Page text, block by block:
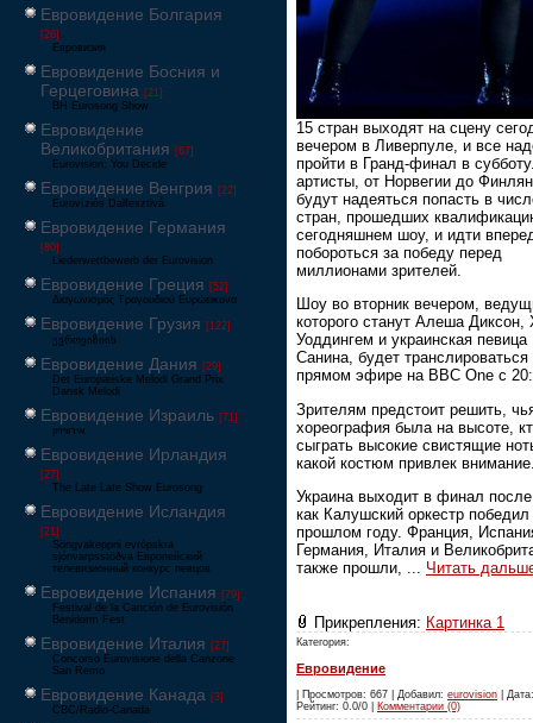
Евровидение Болгария
[26]
Евровизия
Евровидение Босния и
Герцеговина [21]
BH Eurosong Show
Евровидение
Великобритания [67]
Eurovision: You Decide
Евровидение Венгрия [22]
Eurovíziós Dalfesztivá
Евровидение Германия
[80]
Liederwettbewerb der Eurovision
Евровидение Греция [52]
Διαγωνισμός Τραγουδιού Ευρώεικονα
Евровидение Грузия [122]
ევროვიზიის
Евровидение Дания [29]
Det Europæiske Melodi Grand Prix
Dansk Melodi
Евровидение Израиль [71]
‏אירוויזיון
Евровидение Ирландия
[27]
The Late Late Show Eurosong
Евровидение Исландия
[21]
Söngvakeppni evrópskra
sjónvarpsstöðva Европейский
телевизионный конкурс певцов
Евровидение Испания [79]
Festival de la Canción de Eurovisión
Benidorm Fest
Евровидение Италия [27]
Concorso Eurovisione della Canzone
San Remo
Евровидение Канада [3]
CBC/Radio-Canada
15 стран выходят на сцену
вечером в Ливерпуле, и все
пройти в Гранд-финал в
артисты, от Норвегии до
будут надеяться попасть в
стран, прошедших
сегодняшнем шоу, и идти
побороться за победу перед
миллионами зрителей.
Шоу во вторник вечером,
которого станут Алеша Диксон,
Уоддингем и украинская
Санина, будет транслироваться
прямом эфире на BBC One с
Зрителям предстоит решить,
хореография была на высоте,
сыграть высокие свистящие
какой костюм привлек
Украина выходит в финал после
как Калушский оркестр победил
прошлом году. Франция,
Германия, Италия и
также прошли,
Читать
Прикрепления: Картинка 1
Категория:
Евровидение
| Просмотров: 667 | Добавил: eurovision |
Рейтинг: 0.0/0 | Комментарии (0)